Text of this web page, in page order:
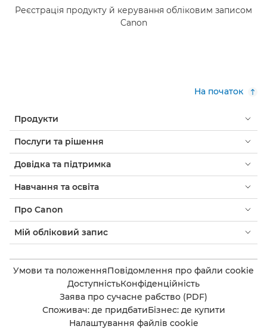
Реєстрація продукту й керування обліковим записом
Canon
На початок
Продукти
Послуги та рішення
Довідка та підтримка
Навчання та освіта
Про Canon
Мій обліковий запис
Умови та положенняПовідомлення про файли cookie
ДоступністьКонфіденційність
Заява про сучасне рабство (PDF)
Споживач: де придбатиБізнес: де купити
Налаштування файлів cookie